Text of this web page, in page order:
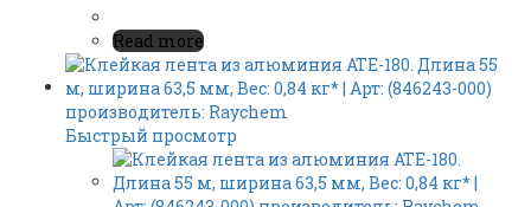
Read more
Быстрый просмотр